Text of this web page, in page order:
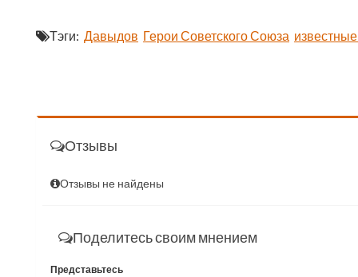
Тэги: Давыдов Герои Советского Союза
Отзывы
Отзывы не найдены
Поделитесь своим мнением
Представьтесь